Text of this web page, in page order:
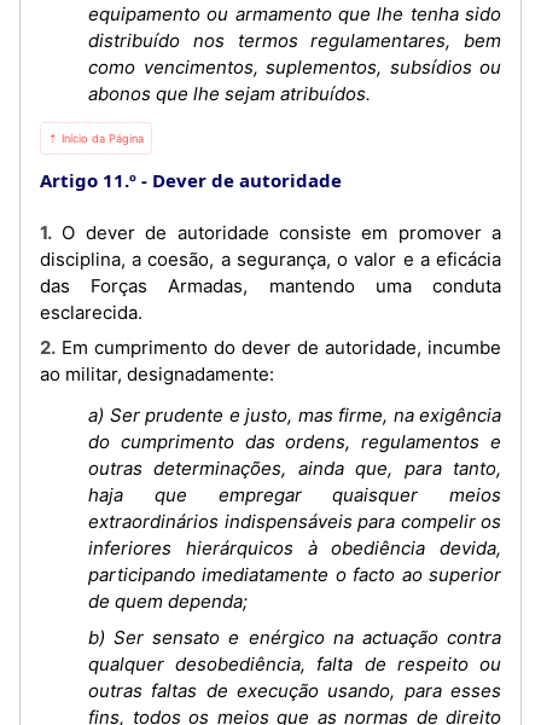
equipamento ou armamento que lhe tenha sido
distribuído nos termos regulamentares, bem
como vencimentos, suplementos, subsídios ou
abonos que lhe sejam atribuídos.
⇡ Início da Página
Artigo 11.º Dever de autoridade
1. O dever de autoridade consiste em promover a
disciplina, a coesão, a segurança, o valor e a eficácia
das Forças Armadas, mantendo uma conduta
esclarecida.
2. Em cumprimento do dever de autoridade, incumbe
ao militar, designadamente:
a) Ser prudente e justo, mas firme, na exigência
do cumprimento das ordens, regulamentos e
outras determinações, ainda que, para tanto,
haja que empregar quaisquer meios
extraordinários indispensáveis para compelir os
inferiores hierárquicos à obediência devida,
participando imediatamente o facto ao superior
de quem dependa;
b) Ser sensato e enérgico na actuação contra
qualquer desobediência, falta de respeito ou
outras faltas de execução usando, para esses
fins, todos os meios que as normas de direito